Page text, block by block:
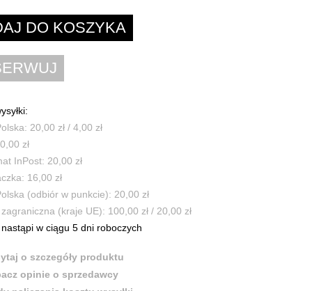
20,00 zł / 4,00 zł
zł
InPost: 20,00 zł
16,00 zł
(odbiór w punkcie): 20,00 zł
zagraniczna (kraje UE): 100,00 zł / 20,00 zł
nastąpi w ciągu 5 dni roboczych
o szczegóły produktu
opinie o sprzedawcy